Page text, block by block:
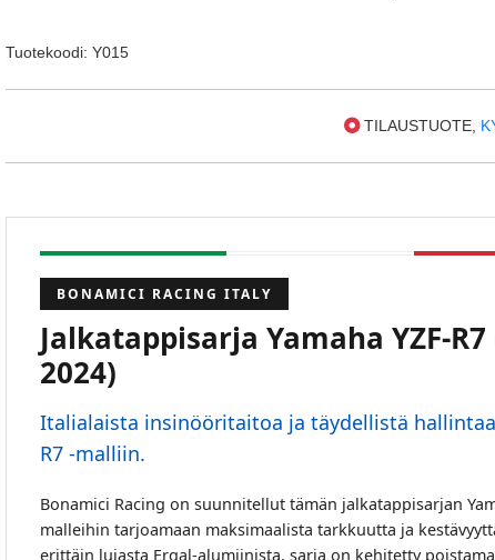
Tuotekoodi: Y015
TILAUSTUOTE,
BONAMICI RACING ITALY
Jalkatappisarja Yamaha YZF-R7
2024)
Italialaista insinööritaitoa ja täydellistä hallintaa
R7 -malliin.
Bonamici Racing on suunnitellut tämän jalkatappisarjan
malleihin tarjoamaan maksimaalista tarkkuutta ja
erittäin lujasta Ergal-alumiinista, sarja on kehitetty